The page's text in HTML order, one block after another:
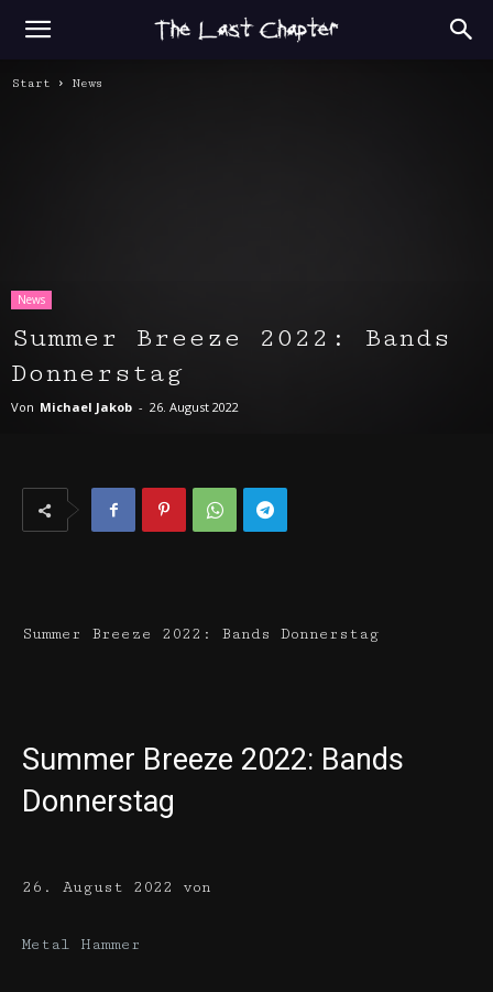
Start News
News
Summer Breeze 2022: Bands
Donnerstag
Von Michael Jakob - 26. August 2022
Summer Breeze 2022: Bands Donnerstag
Summer Breeze 2022: Bands
Donnerstag
26. August 2022 von
Metal Hammer